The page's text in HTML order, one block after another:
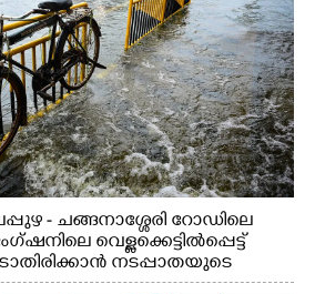
- ചങ്ങനാശ്ശേരി റോഡിലെ
വെള്ളക്കെട്ടിൽപ്പെട്ട്
നടപ്പാതയുടെ
കാഴ്ച